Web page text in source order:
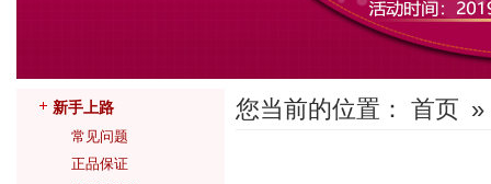
您当前的位置： 首页 »
新手上路
常见问题
正品保证